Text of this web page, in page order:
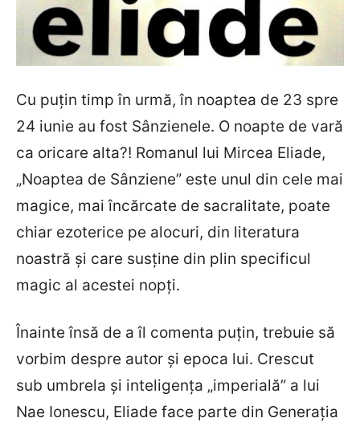
Cu puțin timp în urmă, în noaptea de 23 spre
24 iunie au fost Sânzienele. O noapte de vară
ca oricare alta?! Romanul lui Mircea Eliade,
„Noaptea de Sânziene” este unul din cele mai
magice, mai încărcate de sacralitate, poate
chiar ezoterice pe alocuri, din literatura
noastră și care susține din plin specificul
magic al acestei nopți.
Înainte însă de a îl comenta puțin, trebuie să
vorbim despre autor și epoca lui. Crescut
sub umbrela și inteligența „imperială” a lui
Nae Ionescu, Eliade face parte din Generația